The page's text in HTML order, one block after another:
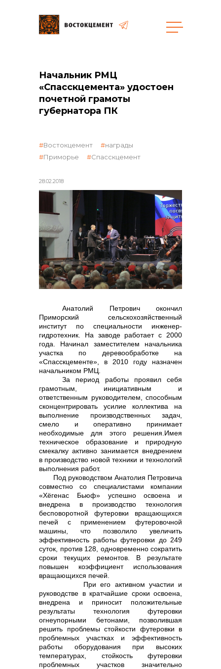
Закупки
общая информация
объявленные закупки
реализация неликвидов
контакты отдела закупок
Контакты
+7 (423) 234 50 50
info@vostokcement.ru
Начальник РМЦ
«Спасскцемента» удостоен
почетной грамоты
губернатора ПК
28.02.2018
Востокцемент
награды
Приморье
Спасскцемент
Анатолий Петрович окончил
Приморский сельскохозяйственный
институт по специальности инженер-
гидротехник. На заводе работает с 2000
года. Начинал заместителем начальника
участка по деревообработке на
«Спасскцементе», в 2010 году назначен
начальником РМЦ.
За период работы проявил себя
грамотным, инициативным и
ответственным руководителем, способным
сконцентрировать усилие коллектива на
выполнение производственных задач,
смело и оперативно принимает
необходимые для этого решения. Имея
техническое образование и природную
смекалку активно занимается внедрением
в производство новой техники и технологий
выполнения работ.
Под руководством Анатолия Петровича
совместно со специалистами компании
«Хёгенас Бьюф» успешно освоена и
внедрена в производство технология
бесповоротной футеровки вращающихся
печей с применением футеровочной
машины, что позволило увеличить
эффективность работы футеровки до 249
суток, против 128, одновременно сократить
сроки текущих ремонтов. В результате
повышен коэффициент использования
вращающихся печей.
При его активном участии и
руководстве в кратчайшие сроки освоена,
внедрена и приносит положительные
результаты технология футеровки
огнеупорными бетонами, позволившая
решить проблемы стойкости футеровки в
проблемных участках и эффективность
работы оборудования при высоких
температурах, стойкость футеровки
проблемных участков значительно